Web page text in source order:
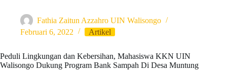
Fathia Zaitun Azzahro UIN Walisongo
Februari 6, 2022
Artikel
Peduli Lingkungan dan Kebersihan, Mahasiswa KKN UIN
Walisongo Dukung Program Bank Sampah Di Desa Muntung